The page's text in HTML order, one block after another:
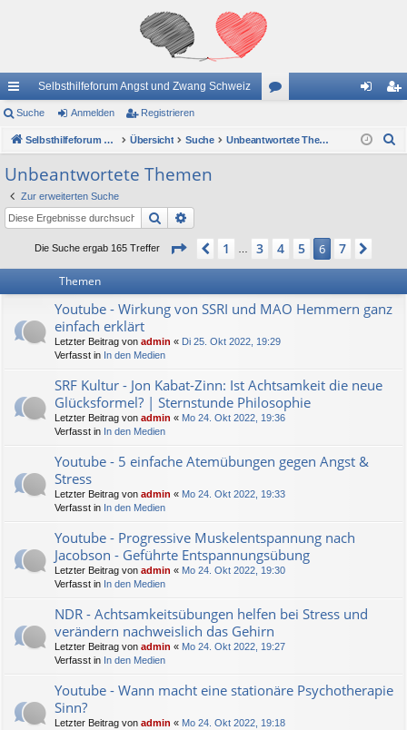
ch
ne
llz
ug
riff
Selbsthilfeforum Angst und Zwang Schweiz
en m ist
Suche Anmelden Registrieren
Selbsthilfeforum Angst und Zwang Schweiz Übersicht Suche Unbeantwortete Themen
Unbeantwortete Themen
Zur erweiterten Suche
Suche
Die Suche ergab 165 Treffer Seite 6 von7
Vorherige
1 3 4 5 6 7
Themen
Youtube - Wirkung von SSRI und MAO Hemmern ganz
einfach erklärt
Letzter Beitrag von admin « Di 25. Okt 2022, 19:29
Verfasst in In den Medien
SRF Kultur - Jon Kabat-Zinn: Ist Achtsamkeit die neue
Glücksformel? | Sternstunde Philosophie
Letzter Beitrag von admin « Mo 24. Okt 2022, 19:36
Verfasst in In den Medien
Youtube - 5 einfache Atemübungen gegen Angst &
Stress
Letzter Beitrag von admin « Mo 24. Okt 2022, 19:33
Verfasst in In den Medien
Youtube - Progressive Muskelentspannung nach
Jacobson - Geführte Entspannungsübung
Letzter Beitrag von admin « Mo 24. Okt 2022, 19:30
Verfasst in In den Medien
NDR - Achtsamkeitsübungen helfen bei Stress und
verändern nachweislich das Gehirn
Letzter Beitrag von admin « Mo 24. Okt 2022, 19:27
Verfasst in In den Medien
Youtube - Wann macht eine stationäre Psychotherapie
Sinn?
Letzter Beitrag von admin « Mo 24. Okt 2022, 19:18